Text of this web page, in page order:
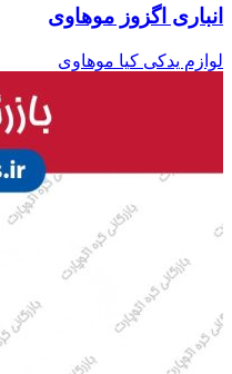
انباری اگزوز موهاوی
لوازم یدکی کیا موهاوی